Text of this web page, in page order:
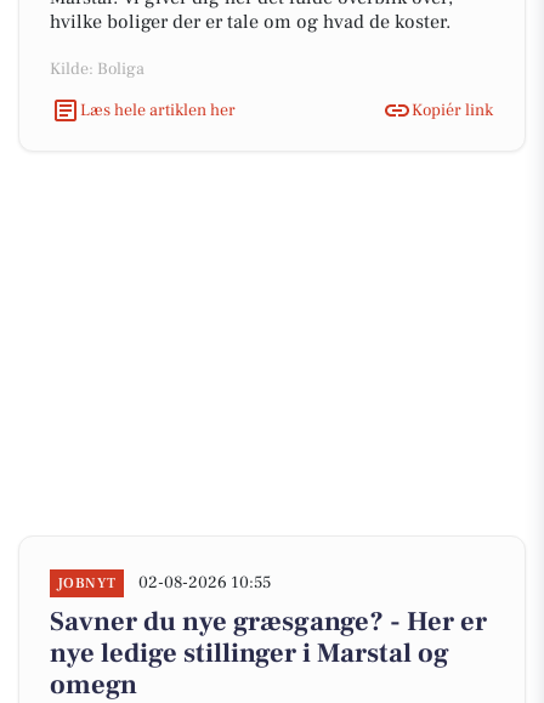
hvilke boliger der er tale om og hvad de koster.
Kilde: Boliga
Læs hele artiklen her
Kopiér link
JOBNYT 02-08-2026 10:55
Savner du nye græsgange? - Her er
nye ledige stillinger i Marstal og
omegn